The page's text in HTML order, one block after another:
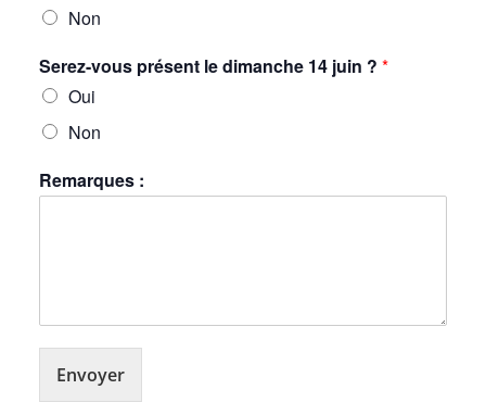
Non
Serez-vous présent le dimanche 14 juin ? *
Oui
Non
Remarques :
Envoyer